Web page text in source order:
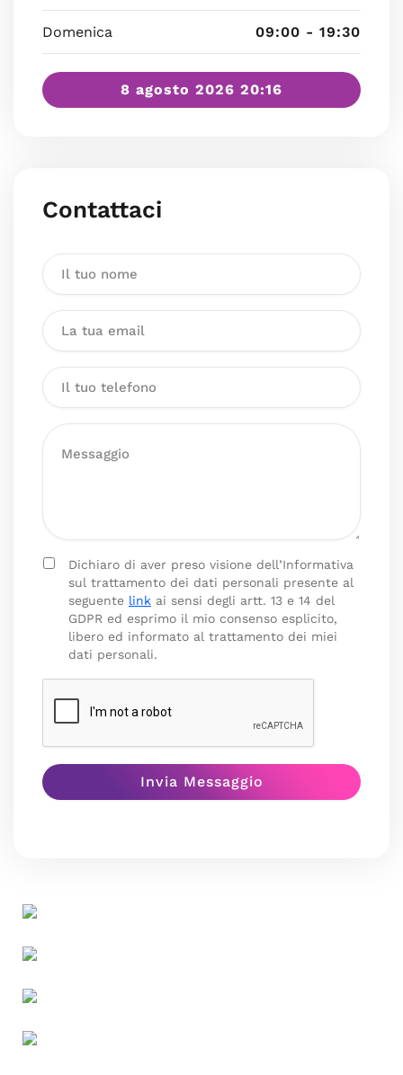
Domenica 09:00 - 19:30
8 agosto 2026 20:16
Contattaci
Dichiaro di aver preso visione dell’Informativa
sul trattamento dei dati personali presente al
seguente link ai sensi degli artt. 13 e 14 del
GDPR ed esprimo il mio consenso esplicito,
libero ed informato al trattamento dei miei
dati personali.